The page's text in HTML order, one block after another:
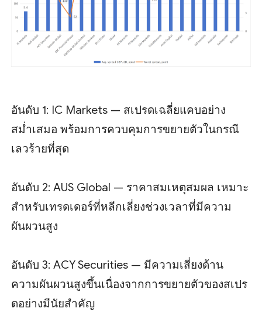
อันดับ 1: IC Markets — สเปรดเฉลี่ยแคบอย่าง
สม่ำเสมอ พร้อมการควบคุมการขยายตัวในกรณี
เลวร้ายที่สุด
อันดับ 2: AUS Global — ราคาสมเหตุสมผล เหมาะ
สำหรับเทรดเดอร์ที่หลีกเลี่ยงช่วงเวลาที่มีความ
ผันผวนสูง
อันดับ 3: ACY Securities — มีความเสี่ยงด้าน
ความผันผวนสูงขึ้นเนื่องจากการขยายตัวของสเปร
ดอย่างมีนัยสำคัญ